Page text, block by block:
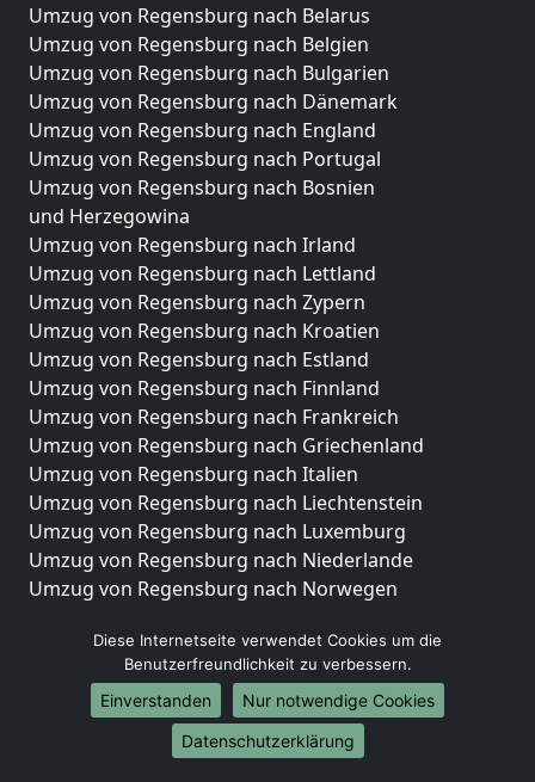
Umzug von Regensburg nach Belarus
Umzug von Regensburg nach Belgien
Umzug von Regensburg nach Bulgarien
Umzug von Regensburg nach Dänemark
Umzug von Regensburg nach England
Umzug von Regensburg nach Portugal
Umzug von Regensburg nach Bosnien
und Herzegowina
Umzug von Regensburg nach Irland
Umzug von Regensburg nach Lettland
Umzug von Regensburg nach Zypern
Umzug von Regensburg nach Kroatien
Umzug von Regensburg nach Estland
Umzug von Regensburg nach Finnland
Umzug von Regensburg nach Frankreich
Umzug von Regensburg nach Griechenland
Umzug von Regensburg nach Italien
Umzug von Regensburg nach Liechtenstein
Umzug von Regensburg nach Luxemburg
Umzug von Regensburg nach Niederlande
Umzug von Regensburg nach Norwegen
Umzüge-Deutschlandweit
Umzug von Regensburg nach Berlin
Umzug von Regensburg nach Hamburg
Umzug von Regensburg nach München
Umzug von Regensburg nach Köln
Diese Internetseite verwendet Cookies um die
Benutzerfreundlichkeit zu verbessern.
Einverstanden
Nur notwendige Cookies
Datenschutzerklärung